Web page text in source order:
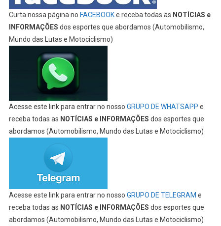
Curta nossa página no FACEBOOKe receba todas as NOTÍCIAS e
INFORMAÇÕES dos esportes que abordamos (Automobilismo,
Mundo das Lutas e Motociclismo)
Acesse este link para entrar no nosso GRUPO DE WHATSAPP e
receba todas as NOTÍCIAS e INFORMAÇÕES dos esportes que
abordamos (Automobilismo, Mundo das Lutas e Motociclismo)
Acesse este link para entrar no nosso GRUPO DE TELEGRAM e
receba todas as NOTÍCIAS e INFORMAÇÕES dos esportes que
abordamos (Automobilismo, Mundo das Lutas e Motociclismo)